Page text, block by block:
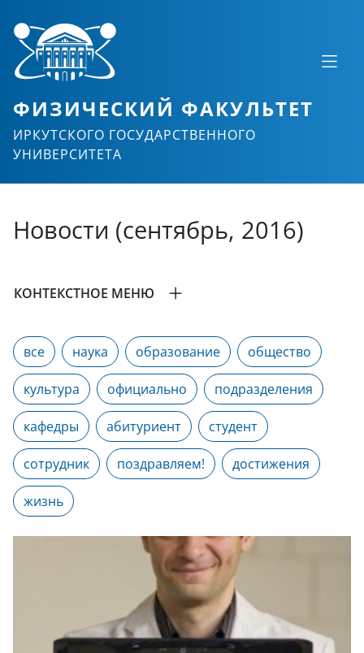
ФИЗИЧЕСКИЙ ФАКУЛЬТЕТ
ИРКУТСКОГО ГОСУДАРСТВЕННОГО
УНИВЕРСИТЕТА
Новости (сентябрь, 2016)
КОНТЕКСТНОЕ МЕНЮ
все наука образование общество
культура официально подразделения
кафедры абитуриент студент
сотрудник поздравляем! достижения
жизнь